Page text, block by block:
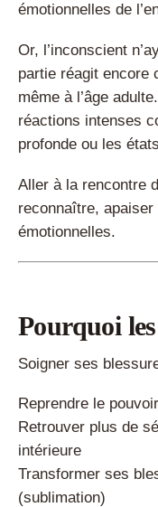
émotionnelles de
Or, l’inconscient
partie réagit encore
même à l’âge
réactions intenses
profonde ou les
Aller à la rencontre
reconnaître,
émotionnelles.
Pourquoi
Soigner ses
Reprendre le
Retrouver plus de
intérieure
Transformer ses
(sublimation)